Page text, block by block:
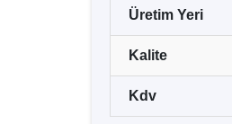
Üretim Yeri
Kalite
Kdv